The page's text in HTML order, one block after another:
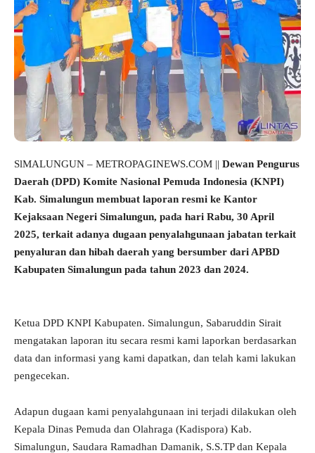
SlMALUNGUN – METROPAGINEWS.COM || Dewan Pengurus
Daerah (DPD) Komite Nasional Pemuda Indonesia (KNPI)
Kab. Simalungun membuat laporan resmi ke Kantor
Kejaksaan Negeri Simalungun, pada hari Rabu, 30 April
2025, terkait adanya dugaan penyalahgunaan jabatan terkait
penyaluran dan hibah daerah yang bersumber dari APBD
Kabupaten Simalungun pada tahun 2023 dan 2024.
Ketua DPD KNPI Kabupaten. Simalungun, Sabaruddin Sirait
mengatakan laporan itu secara resmi kami laporkan berdasarkan
data dan informasi yang kami dapatkan, dan telah kami lakukan
pengecekan.
Adapun dugaan kami penyalahgunaan ini terjadi dilakukan oleh
Kepala Dinas Pemuda dan Olahraga (Kadispora) Kab.
Simalungun, Saudara Ramadhan Damanik, S.S.TP dan Kepala